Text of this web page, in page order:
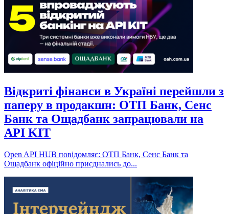
Відкриті фінанси в Україні перейшли з
паперу в продакшн: ОТП Банк, Сенс
Банк та Ощадбанк запрацювали на
API KIT
Open API HUB повідомляє: ОТП Банк, Сенс Банк та
Ощадбанк офіційно приєднались до...